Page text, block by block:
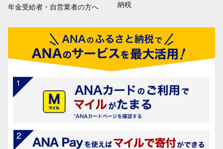
年金受給者・自営業者の方へ
納税